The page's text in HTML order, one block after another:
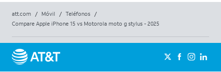
att.com / Móvil / Teléfonos
/
Compare Apple iPhone 15 vs Motorola moto g stylus - 2025